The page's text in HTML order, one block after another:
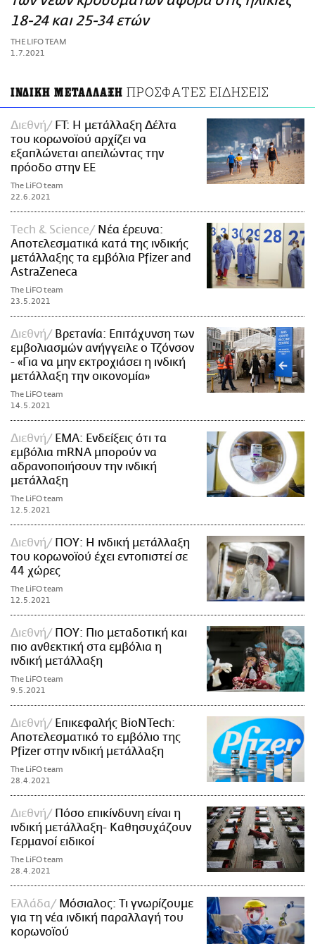
ΑΜΠΑ
PRINT
18-24 και 25-34 ετών
THE LIFO TEAM
1.7.2021
ΙΝΔΙΚΗ ΜΕΤΑΛΛΑΞΗ ΠΡΟΣΦΑΤΕΣ ΕΙΔΗΣΕΙΣ
Διεθνή
FT: Η μετάλλαξη Δέλτα
του κορωνοϊού αρχίζει να
εξαπλώνεται απειλώντας την
πρόοδο στην ΕΕ
The LiFO team
22.6.2021
Τech & Science
Νέα έρευνα:
Αποτελεσματικά κατά της ινδικής
μετάλλαξης τα εμβόλια Pfizer and
AstraZeneca
The LiFO team
23.5.2021
Διεθνή
Βρετανία: Επιτάχυνση των
εμβολιασμών ανήγγειλε ο Τζόνσον
- «Για να μην εκτροχιάσει η ινδική
μετάλλαξη την οικονομία»
The LiFO team
14.5.2021
Διεθνή
ΕΜΑ: Eνδείξεις ότι τα
εμβόλια mRNA μπορούν να
αδρανοποιήσουν την ινδική
μετάλλαξη
The LiFO team
12.5.2021
Διεθνή
ΠΟΥ: Η ινδική μετάλλαξη
του κορωνοϊού έχει εντοπιστεί σε
44 χώρες
The LiFO team
12.5.2021
Διεθνή
ΠΟΥ: Πιο μεταδοτική και
πιο ανθεκτική στα εμβόλια η
ινδική μετάλλαξη
The LiFO team
9.5.2021
Διεθνή
Επικεφαλής BioNTech:
Αποτελεσματικό το εμβόλιο της
Pfizer στην ινδική μετάλλαξη
The LiFO team
28.4.2021
Διεθνή
Πόσο επικίνδυνη είναι η
ινδική μετάλλαξη- Καθησυχάζουν
Γερμανοί ειδικοί
The LiFO team
28.4.2021
Ελλάδα
Μόσιαλος: Τι γνωρίζουμε
για τη νέα ινδική παραλλαγή του
κορωνοϊού